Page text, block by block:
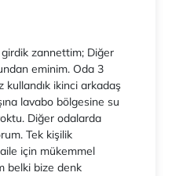
zannettim; Diğer
eminim. Oda 3
ikinci arkadaş
lavabo bölgesine su
Diğer odalarda
Tek kişilik
için mükemmel
belki bize denk